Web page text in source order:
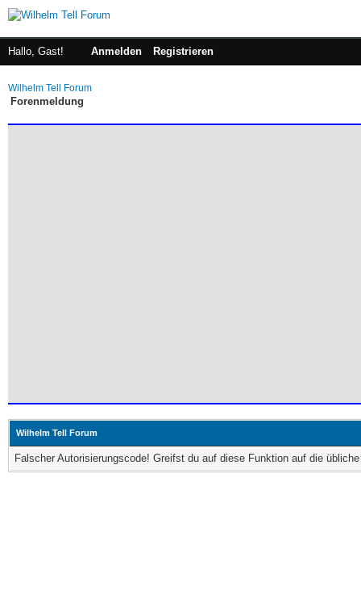
Hallo, Gast! Anmelden Registrieren
Wilhelm Tell Forum
Forenmeldung
Wilhelm Tell Forum
Falscher Autorisierungscode! Greifst du auf diese Funktion auf die